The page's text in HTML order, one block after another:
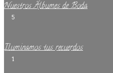
Nuestros Álbumes de Boda
5
Iluminamos tus recuerdos
1